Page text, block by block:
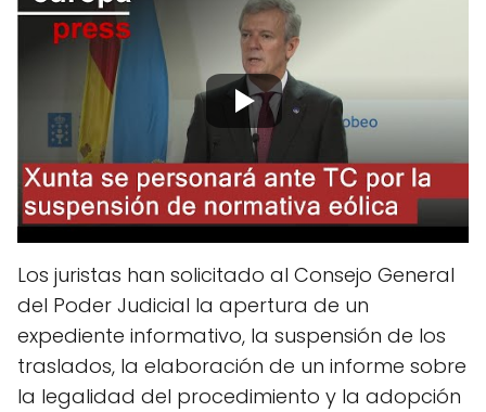
Los juristas han solicitado al Consejo General
del Poder Judicial la apertura de un
expediente informativo, la suspensión de los
traslados, la elaboración de un informe sobre
la legalidad del procedimiento y la adopción